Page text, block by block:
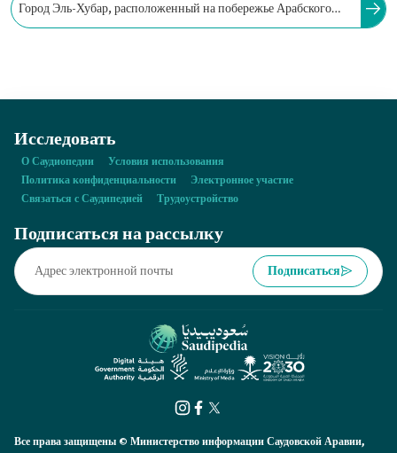
Город Эль-Хубар, расположенный на побережье Арабского
Исследовать
О Саудиопедии
Условия использования
Политика конфиденциальности
Электронное участие
Связаться с Саудипедией
Трудоустройство
Подписаться на рассылку
Подписаться
Все права защищены © Министерство информации Саудовской Аравии,